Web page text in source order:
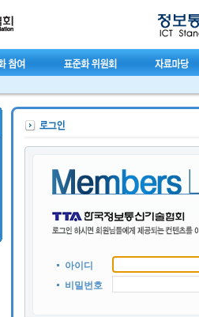
아이디
비밀번호